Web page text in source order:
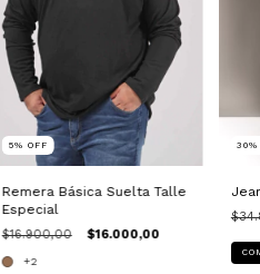
5% OFF
Remera Básica Suelta Talle
Especial
$16.900,00 $16.000,00
+2
30